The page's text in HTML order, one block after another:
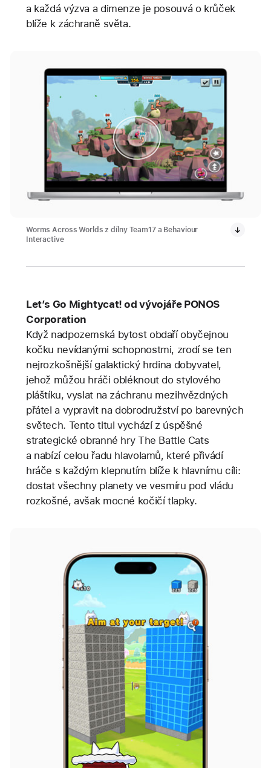
a každá výzva a dimenze je posouvá o krůček
blíže k záchraně světa.
Worms Across Worlds z dílny Team17 a Behaviour
Interactive
Let’s Go Mightycat! od vývojáře PONOS
Corporation
Když nadpozemská bytost obdaří obyčejnou
kočku nevídanými schopnostmi, zrodí se ten
nejrozkošnější galaktický hrdina dobyvatel,
jehož můžou hráči obléknout do stylového
pláštíku, vyslat na záchranu mezihvězdných
přátel a vypravit na dobrodružství po barevných
světech. Tento titul vychází z úspěšné
strategické obranné hry The Battle Cats
a nabízí celou řadu hlavolamů, které přivádí
hráče s každým klepnutím blíže k hlavnímu cíli:
dostat všechny planety ve vesmíru pod vládu
rozkošné, avšak mocné kočičí tlapky.